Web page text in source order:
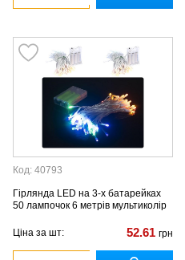
Код: 40793
Гірлянда LED на 3-х батарейках
50 лампочок 6 метрів мультиколір
Ціна за шт: 52.61 грн